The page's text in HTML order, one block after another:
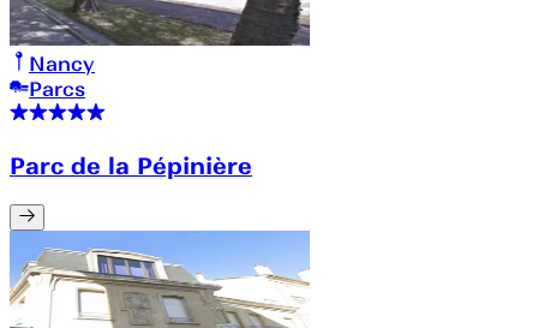
Nancy
Parcs
Parc de la Pépinière